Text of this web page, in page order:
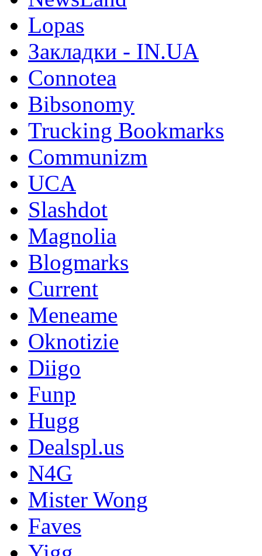
Lopas
Закладки - IN.UA
Connotea
Bibsonomy
Trucking Bookmarks
Communizm
UCA
Slashdot
Magnolia
Blogmarks
Current
Meneame
Oknotizie
Diigo
Funp
Hugg
Dealspl.us
N4G
Mister Wong
Faves